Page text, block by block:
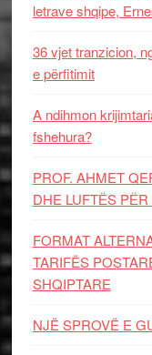
letrave shqipe,
36 vjet tranzicion,
e përfitimit
A ndihmon
fshehura?
PROF. AHMET
DHE LUFTЁS PЁR
FORMAT
TARIFËS
SHQIPTARE
NJË SPROVË E